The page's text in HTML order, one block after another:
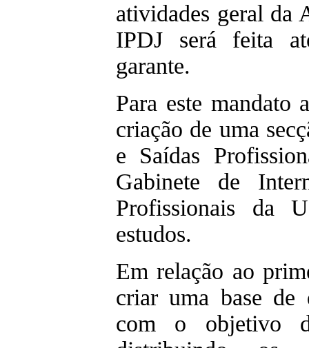
atividades geral da
IPDJ será feita
garante.
Para este mandato
criação de uma
e Saídas
Gabinete de
Profissionais da
estudos.
Em relação ao
criar uma base de
com o objetivo